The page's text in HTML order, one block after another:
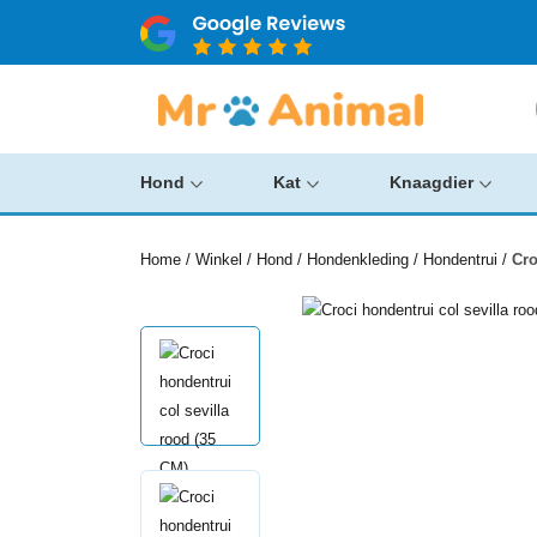
Hond Kat Knaagdier
Home / Winkel / Hond / Hondenkleding / Hondentrui /